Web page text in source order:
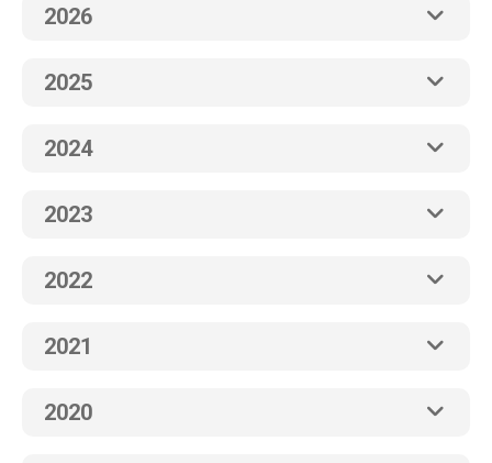
2026
2025
2024
2023
2022
2021
2020